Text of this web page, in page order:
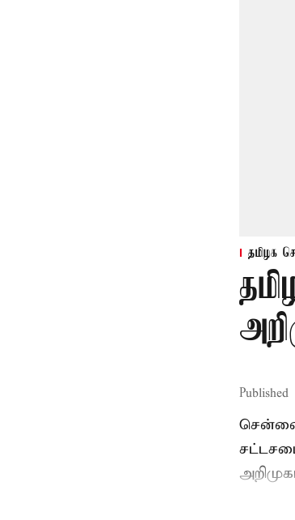
தமிழக
Published